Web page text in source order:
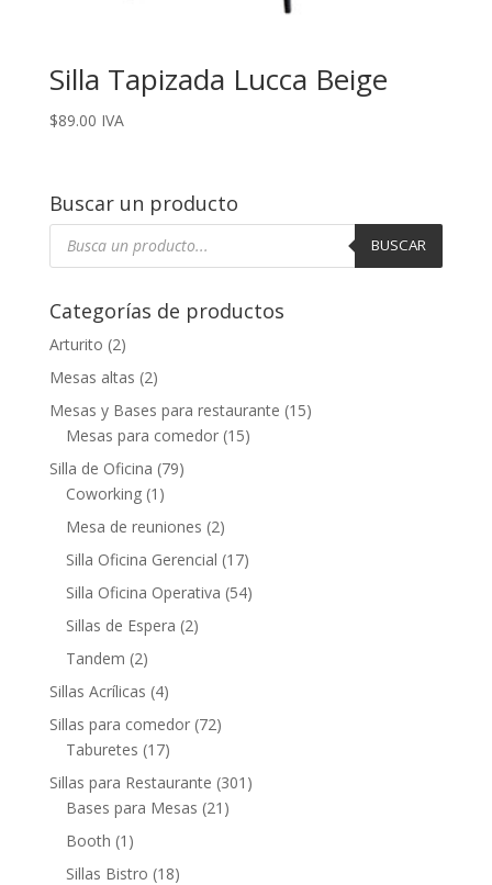
Silla Tapizada Lucca Beige
$89.00 IVA
Buscar un producto
Búsqueda
BUSCAR
Categorías de productos
Arturito (2)
Mesas altas (2)
Mesas y Bases para restaurante (15)
Mesas para comedor (15)
Silla de Oficina (79)
Coworking (1)
Mesa de reuniones (2)
Silla Oficina Gerencial (17)
Silla Oficina Operativa (54)
Sillas de Espera (2)
Tandem (2)
Sillas Acrílicas (4)
Sillas para comedor (72)
Taburetes (17)
Sillas para Restaurante (301)
Bases para Mesas (21)
Booth (1)
Sillas Bistro (18)